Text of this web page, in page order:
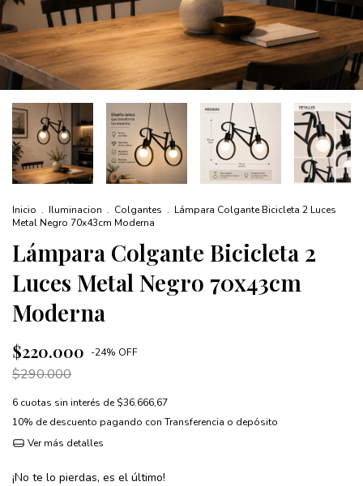
Inicio . Iluminacion . Colgantes . Lámpara Colgante Bicicleta 2 Luces
Metal Negro 70x43cm Moderna
Lámpara Colgante Bicicleta 2
Luces Metal Negro 70x43cm
Moderna
$220.000 -24% OFF
$290.000
6 cuotas sin interés de$36.666,67
10% de descuento pagando con Transferencia o depósito
Ver más detalles
¡No te lo pierdas, es el último!